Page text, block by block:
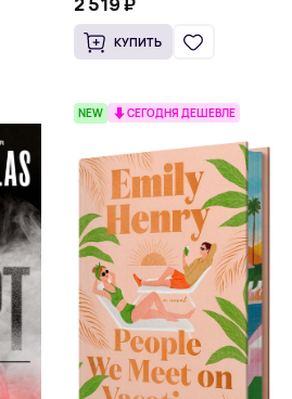
КУПИТЬ
NEW СЕГОДНЯ ДЕШЕВЛЕ